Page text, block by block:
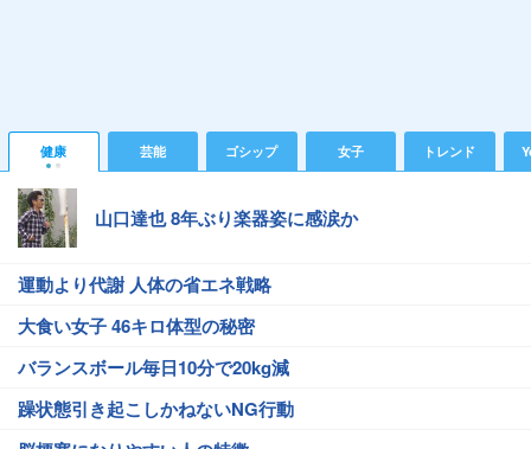
健康 芸能 ゴシップ 女子 トレンド
山口達也 8年ぶり楽器姿に感涙か
運動より代謝 人体の省エネ戦略
大食い女子 46キロ体型の秘密
バランスボール毎日10分で20kg減
躁状態引き起こしかねないNG行動